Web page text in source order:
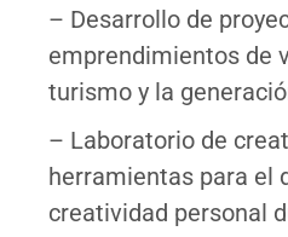
– Desarrollo de
emprendimientos de
turismo y la
– Laboratorio de
herramientas para el
creatividad personal